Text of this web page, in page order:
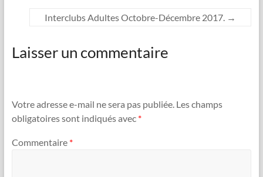
Interclubs Adultes Octobre-Décembre 2017. →
Laisser un commentaire
Votre adresse e-mail ne sera pas publiée. Les champs
obligatoires sont indiqués avec *
Commentaire *